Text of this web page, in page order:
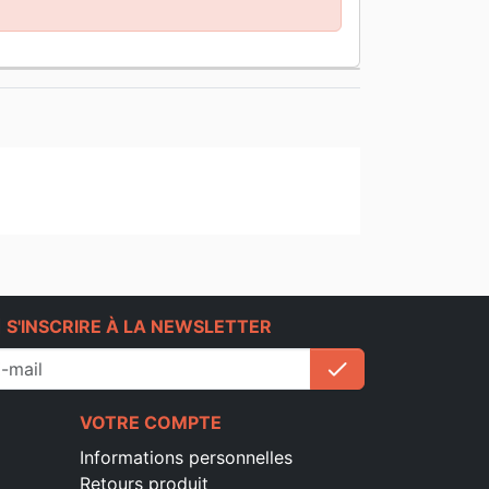
S'INSCRIRE À LA NEWSLETTER
check
VOTRE COMPTE
Informations personnelles
Retours produit